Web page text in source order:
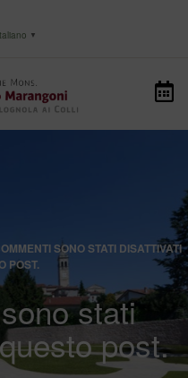
▼
SONO STATI DISATTIVATI
POST.
stati
post.